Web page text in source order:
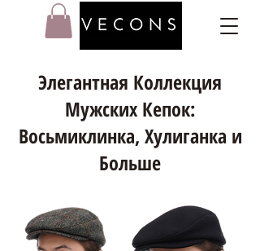
Элегантная Коллекция
Мужских Кепок:
Восьмиклинка, Хулиганка и
Больше